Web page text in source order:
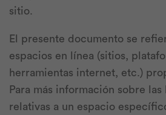
sitio.
El presente documento se
espacios en línea (sitios,
herramientas internet, etc.)
Para más información sobre las
relativas a un espacio